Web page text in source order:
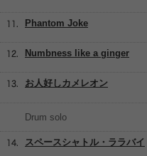
Phantom Joke
Numbness like a ginger
お人好しカメレオン
Drum solo
スペースシャトル・ララバイ